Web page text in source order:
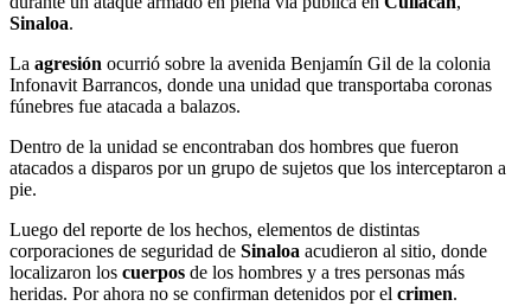
Sinaloa.
La agresión ocurrió sobre la avenida Benjamín Gil de la colonia
Infonavit Barrancos, donde una unidad que transportaba coronas
fúnebres fue atacada a balazos.
Dentro de la unidad se encontraban dos hombres que fueron
atacados a disparos por un grupo de sujetos que los interceptaron a
pie.
Luego del reporte de los hechos, elementos de distintas
corporaciones de seguridad de Sinaloa acudieron al sitio, donde
localizaron los cuerpos de los hombres y a tres personas más
heridas. Por ahora no se confirman detenidos por el crimen.